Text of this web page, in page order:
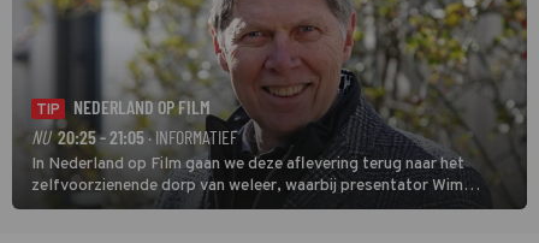
TIP
NEDERLAND OP FILM
NU 20:25 - 21:05· INFORMATIEF
In Nederland op Film gaan we deze aflevering terug naar het
zelfvoorzienende dorp van weleer, waarbij presentator Wim
Daniëls de kijkers meeneemt op reis door de tijd aan de hand van